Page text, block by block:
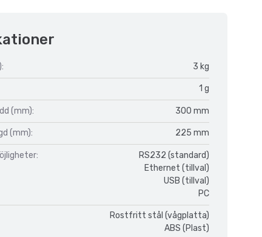
3 kg
1 g
(mm): 300 mm
(mm): 225 mm
RS232 (standard)
Ethernet (tillval)
USB (tillval)
PC
Rostfritt stål (vågplatta)
ABS (Plast)